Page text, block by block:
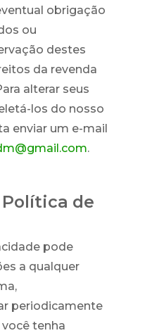
obrigação
ou
destes
da revenda
alterar seus
los do nosso
enviar um e-mail
.
de
pode
a qualquer
periodicamente
tenha